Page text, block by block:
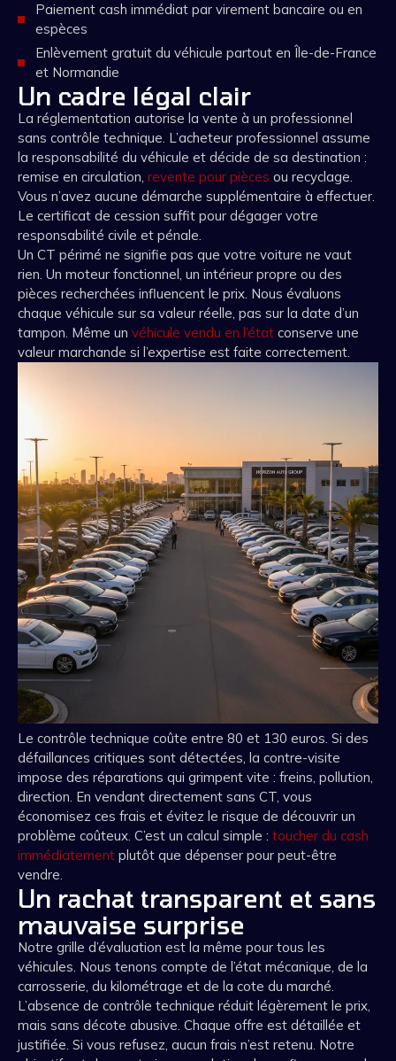
Paiement cash immédiat par virement bancaire ou en
espèces
Enlèvement gratuit du véhicule partout en Île-de-France
et Normandie
Un cadre légal clair
La réglementation autorise la vente à un professionnel
sans contrôle technique. L’acheteur professionnel assume
la responsabilité du véhicule et décide de sa destination :
remise en circulation, revente pour pièces ou recyclage.
Vous n’avez aucune démarche supplémentaire à effectuer.
Le certificat de cession suffit pour dégager votre
responsabilité civile et pénale.
Un CT périmé ne signifie pas que votre voiture ne vaut
rien. Un moteur fonctionnel, un intérieur propre ou des
pièces recherchées influencent le prix. Nous évaluons
chaque véhicule sur sa valeur réelle, pas sur la date d’un
tampon. Même un véhicule vendu en l’état conserve une
valeur marchande si l’expertise est faite correctement.
Le contrôle technique coûte entre 80 et 130 euros. Si des
défaillances critiques sont détectées, la contre-visite
impose des réparations qui grimpent vite : freins, pollution,
direction. En vendant directement sans CT, vous
économisez ces frais et évitez le risque de découvrir un
problème coûteux. C’est un calcul simple : toucher du cash
immédiatement plutôt que dépenser pour peut-être
vendre.
Un rachat transparent et sans
mauvaise surprise
Notre grille d’évaluation est la même pour tous les
véhicules. Nous tenons compte de l’état mécanique, de la
carrosserie, du kilométrage et de la cote du marché.
L’absence de contrôle technique réduit légèrement le prix,
mais sans décote abusive. Chaque offre est détaillée et
justifiée. Si vous refusez, aucun frais n’est retenu. Notre